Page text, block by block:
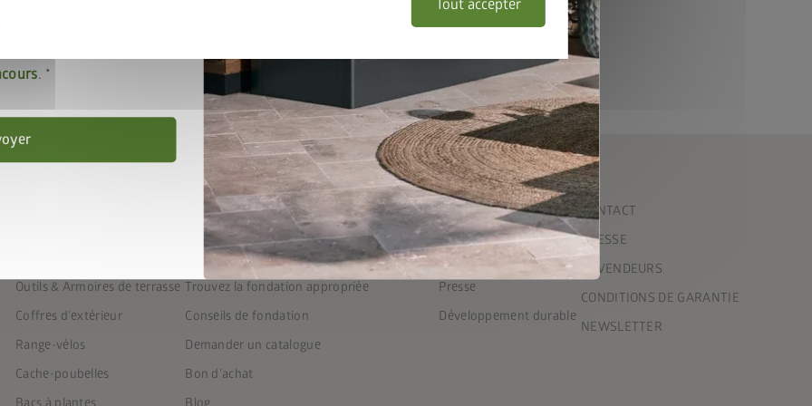
Tout accepter
Outils & Armoires de terrasse
Coffres d'extérieur
Range-vélos
Cache-poubelles
Bacs à plantes
SERVICE
FAQ
7 étapes pour un abri de jardin personnalisé
Trouvez la fondation appropriée
Conseils de fondation
Demander un catalogue
Bon d'achat
Blog
ENTREPRISE
Équipe
Chroniques
Presse
Développement durable
CONTACT
PRESSE
REVENDEURS
CONDITIONS DE GARANTIE
NEWSLETTER
.